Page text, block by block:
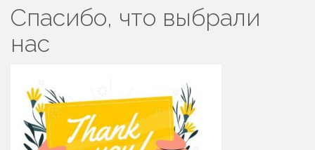
Спасибо, что выбрали
нас